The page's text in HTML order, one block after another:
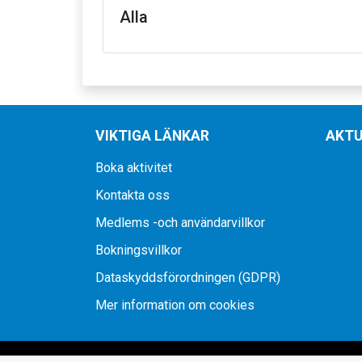
Alla
VIKTIGA LÄNKAR
Boka aktivitet
Kontakta oss
Medlems -och användarvillkor
Bokningsvillkor
Dataskyddsförordningen (GDPR)
Mer information om cookies